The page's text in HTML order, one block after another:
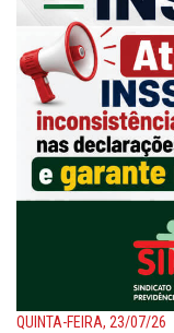
QUINTA-FEIRA, 23/07/26